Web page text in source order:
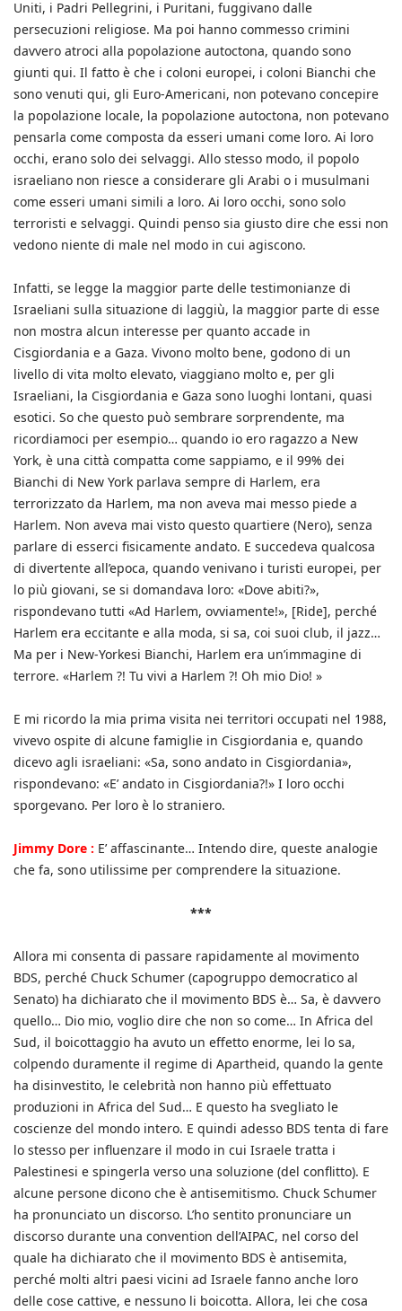
Uniti, i Padri Pellegrini, i Puritani, fuggivano dalle
persecuzioni religiose. Ma poi hanno commesso crimini
davvero atroci alla popolazione autoctona, quando sono
giunti qui. Il fatto è che i coloni europei, i coloni Bianchi che
sono venuti qui, gli Euro-Americani, non potevano concepire
la popolazione locale, la popolazione autoctona, non potevano
pensarla come composta da esseri umani come loro. Ai loro
occhi, erano solo dei selvaggi. Allo stesso modo, il popolo
israeliano non riesce a considerare gli Arabi o i musulmani
come esseri umani simili a loro. Ai loro occhi, sono solo
terroristi e selvaggi. Quindi penso sia giusto dire che essi non
vedono niente di male nel modo in cui agiscono.
Infatti, se legge la maggior parte delle testimonianze di
Israeliani sulla situazione di laggiù, la maggior parte di esse
non mostra alcun interesse per quanto accade in
Cisgiordania e a Gaza. Vivono molto bene, godono di un
livello di vita molto elevato, viaggiano molto e, per gli
Israeliani, la Cisgiordania e Gaza sono luoghi lontani, quasi
esotici. So che questo può sembrare sorprendente, ma
ricordiamoci per esempio… quando io ero ragazzo a New
York, è una città compatta come sappiamo, e il 99% dei
Bianchi di New York parlava sempre di Harlem, era
terrorizzato da Harlem, ma non aveva mai messo piede a
Harlem. Non aveva mai visto questo quartiere (Nero), senza
parlare di esserci fisicamente andato. E succedeva qualcosa
di divertente all’epoca, quando venivano i turisti europei, per
lo più giovani, se si domandava loro: «Dove abiti?»,
rispondevano tutti «Ad Harlem, ovviamente!», [Ride], perché
Harlem era eccitante e alla moda, si sa, coi suoi club, il jazz…
Ma per i New-Yorkesi Bianchi, Harlem era un’immagine di
terrore. «Harlem ?! Tu vivi a Harlem ?! Oh mio Dio! »
E mi ricordo la mia prima visita nei territori occupati nel 1988,
vivevo ospite di alcune famiglie in Cisgiordania e, quando
dicevo agli israeliani: «Sa, sono andato in Cisgiordania»,
rispondevano: «E’ andato in Cisgiordania?!» I loro occhi
sporgevano. Per loro è lo straniero.
Jimmy Dore : E’ affascinante… Intendo dire, queste analogie
che fa, sono utilissime per comprendere la situazione.
***
Allora mi consenta di passare rapidamente al movimento
BDS, perché Chuck Schumer (capogruppo democratico al
Senato) ha dichiarato che il movimento BDS è… Sa, è davvero
quello… Dio mio, voglio dire che non so come… In Africa del
Sud, il boicottaggio ha avuto un effetto enorme, lei lo sa,
colpendo duramente il regime di Apartheid, quando la gente
ha disinvestito, le celebrità non hanno più effettuato
produzioni in Africa del Sud… E questo ha svegliato le
coscienze del mondo intero. E quindi adesso BDS tenta di fare
lo stesso per influenzare il modo in cui Israele tratta i
Palestinesi e spingerla verso una soluzione (del conflitto). E
alcune persone dicono che è antisemitismo. Chuck Schumer
ha pronunciato un discorso. L’ho sentito pronunciare un
discorso durante una convention dell’AIPAC, nel corso del
quale ha dichiarato che il movimento BDS è antisemita,
perché molti altri paesi vicini ad Israele fanno anche loro
delle cose cattive, e nessuno li boicotta. Allora, lei che cosa